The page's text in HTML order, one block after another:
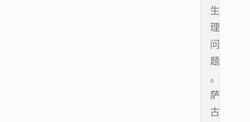
生
理
问
题
。
萨
古